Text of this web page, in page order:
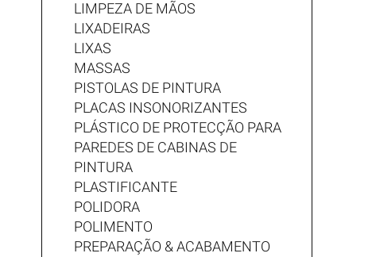
LIMPEZA DE MÃOS
LIXADEIRAS
LIXAS
MASSAS
PISTOLAS DE PINTURA
PLACAS INSONORIZANTES
PLÁSTICO DE PROTECÇÃO PARA
PAREDES DE CABINAS DE
PINTURA
PLASTIFICANTE
POLIDORA
POLIMENTO
PREPARAÇÃO & ACABAMENTO